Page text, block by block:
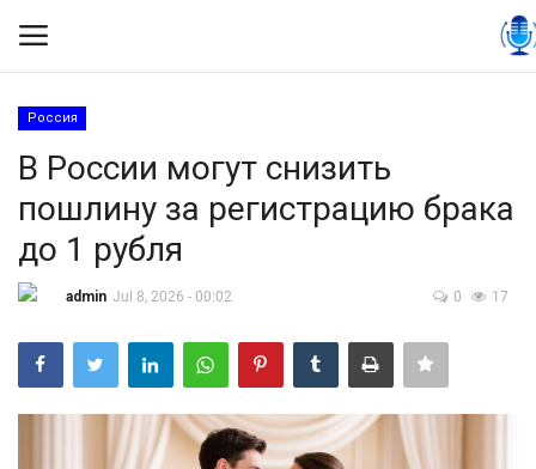
Контакты
Правила размещения
Экономика
Технологии
Россия
В России могут снизить
пошлину за регистрацию брака
до 1 рубля
admin Jul 8, 2026 - 00:02 0 17